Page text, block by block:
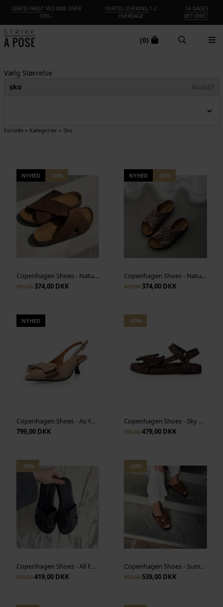
GRATIS FRAGT VED KØB OVER
599,-
HURTIG LEVERING 1-2
HVERDAGE
14 DAGES
RETURRET
(0)
Vælg Størrelse
sko
Nulstil
Forside» Kategorier » Sko
NYHED -25%
Copenhagen Shoes - Nature Steps - Dark Brown
499,00374,00 DKK
NYHED -25%
Copenhagen Shoes - Nature Steps L - Multi Print
499,00374,00 DKK
NYHED
Copenhagen Shoes - As You See S - Beige
799,00 DKK
-40%
Copenhagen Shoes - Sky And Diamonds Suede - Dark Brown
799,00479,00 DKK
-30%
Copenhagen Shoes - All For Love - Black
599,00419,00 DKK
-40%
Copenhagen Shoes - Summer Dream Suede - Cognac
899,00539,00 DKK